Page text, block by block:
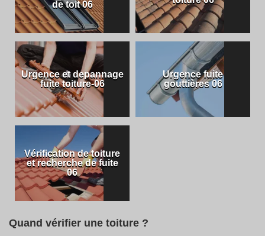
de toit 06
Urgence et depannage
fuite toiture-06
Urgence fuite
gouttières 06
Vérification de toiture
et recherche de fuite
06
Quand vérifier une toiture ?